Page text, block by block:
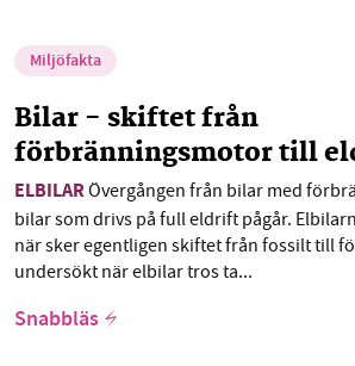
Miljöfakta
Bilar - skiftet från
förbränningsmotor till
ELBILARÖvergången från bilar med
bilar som drivs på full eldrift pågår.
när sker egentligen skiftet från fossilt till
undersökt när elbilar tros ta...
Snabbläs